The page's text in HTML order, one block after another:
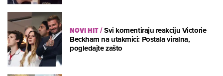
NOVI HIT/Svi komentiraju reakciju Victorie
Beckham na utakmici: Postala viralna,
pogledajte zašto